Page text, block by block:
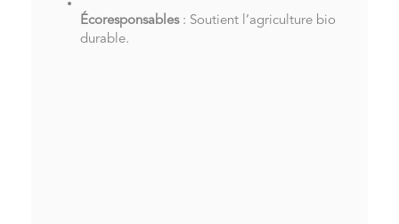
Écoresponsables: Soutient l’agriculture bio
durable.